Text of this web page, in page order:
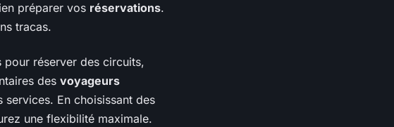
préparer vos réservations.
tracas.
réserver des circuits,
des voyageurs
En choisissant des
une flexibilité maximale.